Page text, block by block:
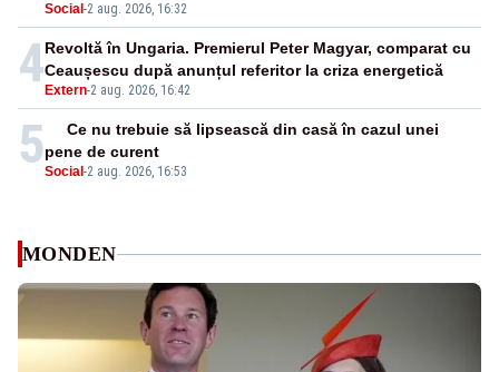
Social -2 aug. 2026, 16:32
4 Extern-2 aug. 2026, 16:42
Revoltă în Ungaria. Premierul Peter Magyar, comparat cu
Ceaușescu după anunțul referitor la criza energetică
5Social -2 aug. 2026, 16:53
Ce nu trebuie să lipsească din casă în cazul unei
pene de curent
MONDEN